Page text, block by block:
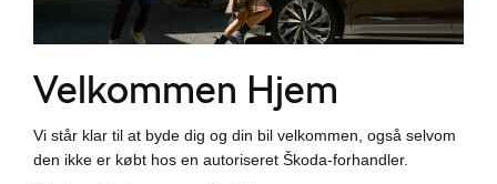
Velkommen Hjem
Vi står klar til at byde dig og din bil velkommen, også selvom
den ikke er købt hos en autoriseret Škoda-forhandler.